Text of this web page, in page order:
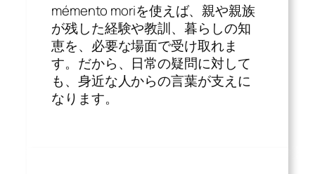
mémento moriを使えば、親や親族
が残した経験や教訓、暮らしの知
恵を、必要な場面で受け取れま
す。だから、日常の疑問に対して
も、身近な人からの言葉が支えに
なります。